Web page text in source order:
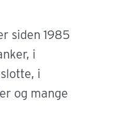
siden 1985
i
i
og mange
som folkeskoler,
og universiteter, er drevet
uddannelsesmiljø, hvor alle
er der behov for at
faglokaler, laboratorier og